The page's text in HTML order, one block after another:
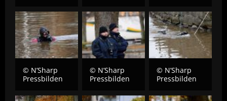
© N’Sharp
Pressbilden
© N’Sharp
Pressbilden
© N’Sharp
Pressbilden